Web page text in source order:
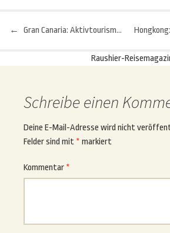
Beitragsnavigation
← Gran Canaria: Aktivtourismus ein Muss für alle Natur- und Kulturliebhaber
Raushier-
Schreibe einen
Deine E-Mail-Adresse wird nicht
Felder sind mit * markiert
Kommentar *